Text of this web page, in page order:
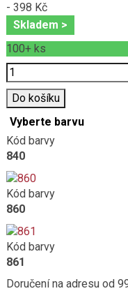
- 398 Kč
Skladem >
100+ ks
Počet
Do košíku
Vyberte barvu
Kód barvy
840
Kód barvy
860
Kód barvy
861
Doručení na adresu od